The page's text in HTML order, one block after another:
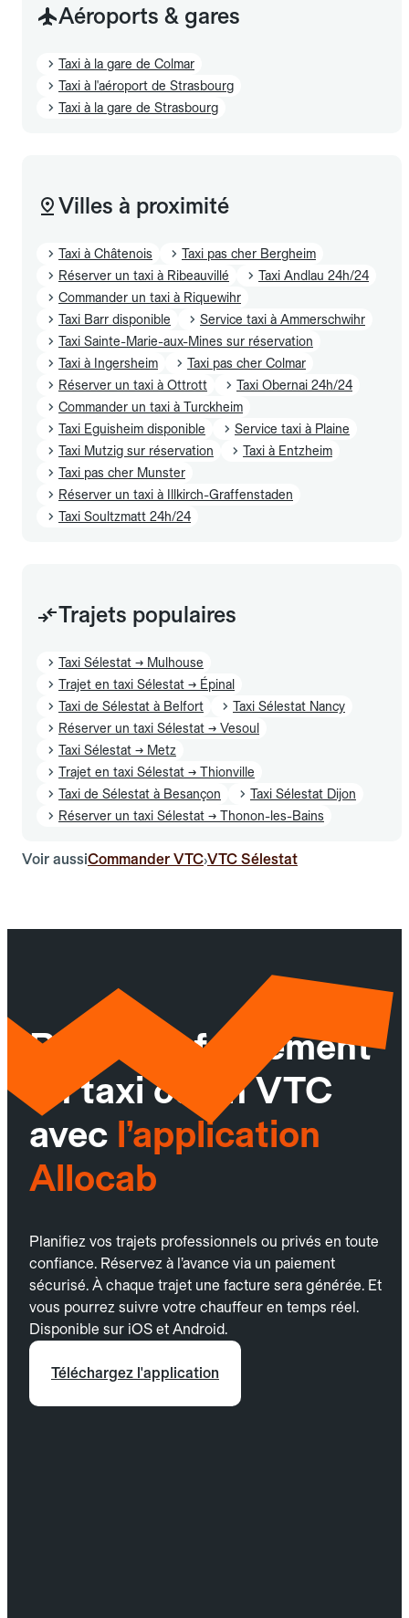
Aéroports & gares
Taxi à la gare de Colmar
Taxi à l'aéroport de Strasbourg
Taxi à la gare de Strasbourg
Villes à proximité
Taxi à Châtenois
Taxi pas cher Bergheim
Réserver un taxi à Ribeauvillé
Taxi Andlau 24h/24
Commander un taxi à Riquewihr
Taxi Barr disponible
Service taxi à Ammerschwihr
Taxi Sainte-Marie-aux-Mines sur réservation
Taxi à Ingersheim
Taxi pas cher Colmar
Réserver un taxi à Ottrott
Taxi Obernai 24h/24
Commander un taxi à Turckheim
Taxi Eguisheim disponible
Service taxi à Plaine
Taxi Mutzig sur réservation
Taxi à Entzheim
Taxi pas cher Munster
Réserver un taxi à Illkirch-Graffenstaden
Taxi Soultzmatt 24h/24
Trajets populaires
Taxi Sélestat → Mulhouse
Trajet en taxi Sélestat → Épinal
Taxi de Sélestat à Belfort
Taxi Sélestat Nancy
Réserver un taxi Sélestat → Vesoul
Taxi Sélestat → Metz
Trajet en taxi Sélestat → Thionville
Taxi de Sélestat à Besançon
Taxi Sélestat Dijon
Réserver un taxi Sélestat → Thonon-les-Bains
Voir aussiCommander VTC›VTC Sélestat
Réservez facilement
un taxi ou un VTC
avec l’application
Allocab
Planifiez vos trajets professionnels ou privés en toute
confiance. Réservez à l’avance via un paiement
sécurisé. À chaque trajet une facture sera générée. Et
vous pourrez suivre votre chauffeur en temps réel.
Disponible sur iOS et Android.
Téléchargez l'application